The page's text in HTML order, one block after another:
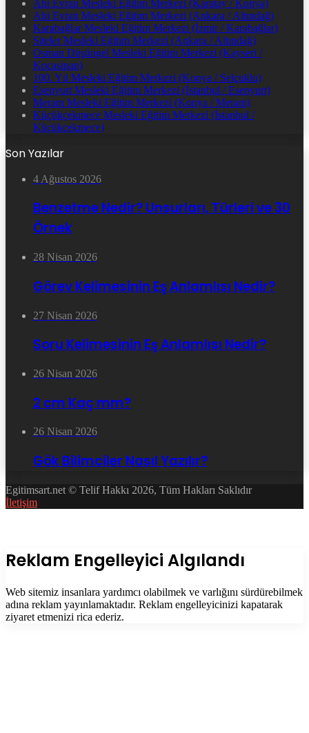
Ahi Evran Mesleki Eğitim Merkezi (Karatay / Konya)
Ahi Evran Mesleki Eğitim Merkezi (Ankara / Altındağ)
Karabağlar Mesleki Eğitim Merkezi (İzmir / Karabağlar)
Siteler Mesleki Eğitim Merkezi (Ankara / Altındağ)
Osman Düşüngel Mesleki Eğitim Merkezi (Kayseri /
Kocasinan)
100. Yıl Mesleki Eğitim Merkezi (Konya / Selçuklu)
Esenyurt Mesleki Eğitim Merkezi (İstanbul / Esenyurt)
Meram Mesleki Eğitim Merkezi (Konya / Meram)
Küçükçekmece Mesleki Eğitim Merkezi (İstanbul /
Küçükçekmece)
Son Yazılar
4 Ağustos 2026
Benzetme Nedir? Unsurları, Türleri ve 30
Örnek
28 Nisan 2026
Görev Kelimesinin Eş Anlamlısı Nedir?
27 Nisan 2026
Soru Kelimesinin Eş Anlamlısı Nedir?
26 Nisan 2026
2 cm Kaç mm?
26 Nisan 2026
Gök Bilimciler Nasıl Yazılır?
Egitimsart.net © Telif Hakkı 2026, Tüm Hakları Saklıdır
İletişim
Kapalı
Reklam Engelleyici Algılandı
Web sitemiz insanlara yardımcı olabilmek ve varlığını sürdürebilmek
adına reklam yayınlamaktadır. Reklam engelleyicinizi kapatarak
ziyaret etmenizi rica ederiz.